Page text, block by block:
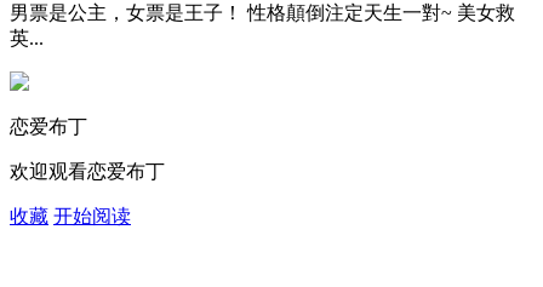
男票是公主，女票是王子！ 性格顛倒注定天生一對~ 美女救
英...
恋爱布丁
欢迎观看恋爱布丁
收藏 开始阅读